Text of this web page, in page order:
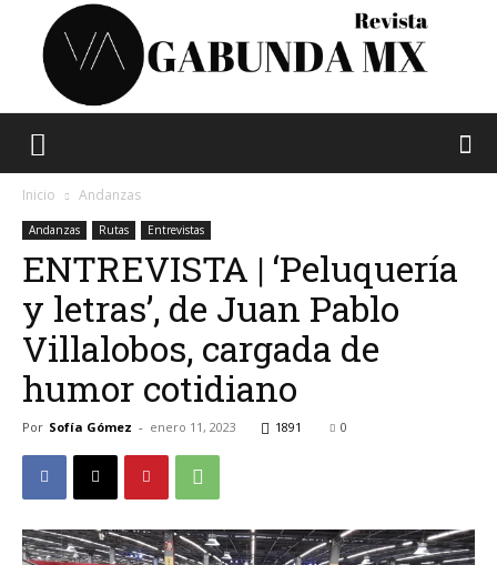
Mx
Inicio Andanzas
Andanzas Rutas Entrevistas
ENTREVISTA | ‘Peluquería
y letras’, de Juan Pablo
Villalobos, cargada de
humor cotidiano
Por Sofía Gómez - enero 11, 2023 1891 0